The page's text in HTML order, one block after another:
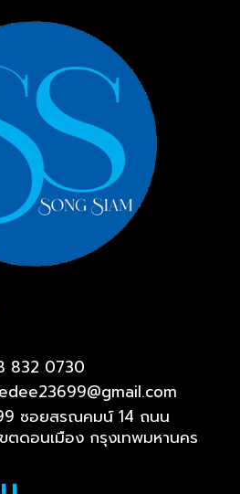
832 0730
ซอยสรณคมน์ 14 ถนน
ดอนเมือง กรุงเทพมหานคร